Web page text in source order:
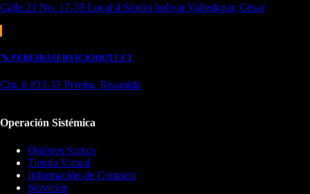
Calle 21 No. 17-39 Local 4 Simón bolivar Valledupar, Cesar
🔧 PEREIRASERVICIOOUTLET
Cra. 8 #33-33 Pereira, Risaralda
Operación Sistémica
Quiénes Somos
Tienda Virtual
Información de Contacto
Servicios